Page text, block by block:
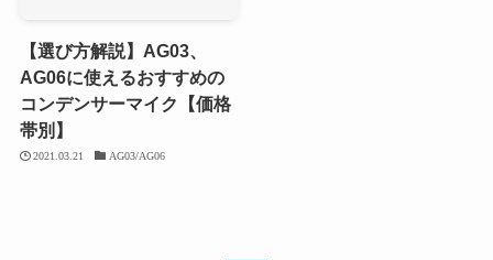
【選び方解説】AG03、
AG06に使えるおすすめの
コンデンサーマイク【価格
帯別】
2021.03.21 AG03/AG06